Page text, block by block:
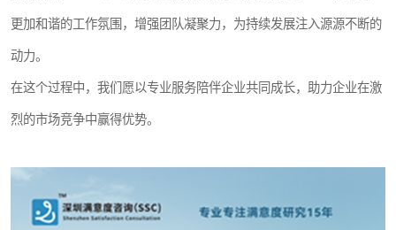
更加和谐的工作氛围，增强团队凝聚力，为持续发展注入源源不断的
动力。
在这个过程中，我们愿以专业服务陪伴企业共同成长，助力企业在激
烈的市场竞争中赢得优势。